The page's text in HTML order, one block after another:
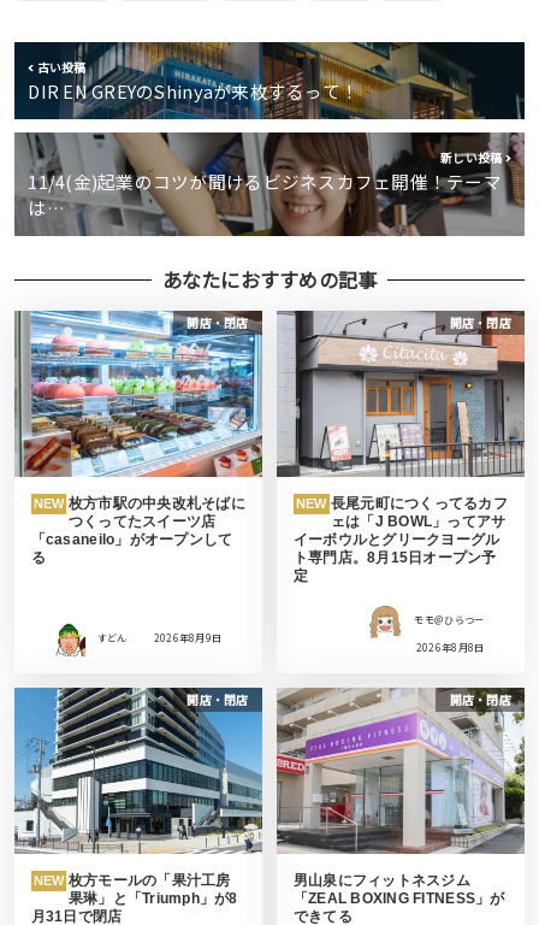
古い投稿
DIR EN GREYのShinyaが来枚するって！
新しい投稿
11/4(金)起業のコツが聞けるビジネスカフェ開催！テーマ
は…
あなたにおすすめの記事
開店・閉店
NEW 枚方市駅の中央改札そばに
つくってたスイーツ店
「casaneilo」がオープンして
る
すどん 2026年8月9日
開店・閉店
NEW 長尾元町につくってるカフ
ェは「J BOWL」ってアサ
イーボウルとグリークヨーグル
ト専門店。8月15日オープン予
定
モモ＠ひらつー
2026年8月8日
開店・閉店
NEW 枚方モールの「果汁工房
果琳」と「Triumph」が8
月31日で閉店
開店・閉店
男山泉にフィットネスジム
「ZEAL BOXING FITNESS」が
できてる